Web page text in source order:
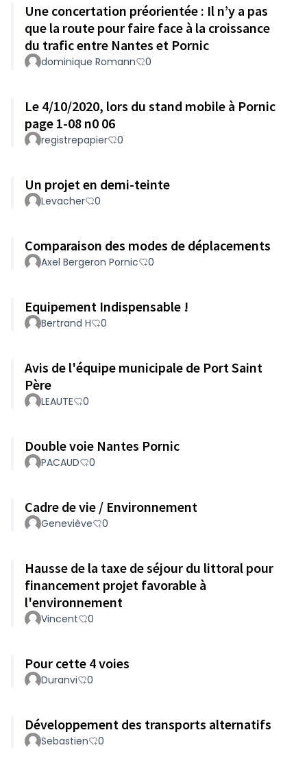
Une concertation préorientée : Il n’y a pas
que la route pour faire face à la croissance
du trafic entre Nantes et Pornic
dominique Romann 0
Le 4/10/2020, lors du stand mobile à Pornic
page 1-08 n0 06
registrepapier 0
Un projet en demi-teinte
Levacher 0
Comparaison des modes de déplacements
Axel Bergeron Pornic 0
Equipement Indispensable !
Bertrand H 0
Avis de l'équipe municipale de Port Saint
Père
LEAUTE 0
Double voie Nantes Pornic
PACAUD 0
Cadre de vie / Environnement
Geneviève 0
Hausse de la taxe de séjour du littoral pour
financement projet favorable à
l'environnement
Vincent 0
Pour cette 4 voies
Duranvi 0
Développement des transports alternatifs
Sebastien 0